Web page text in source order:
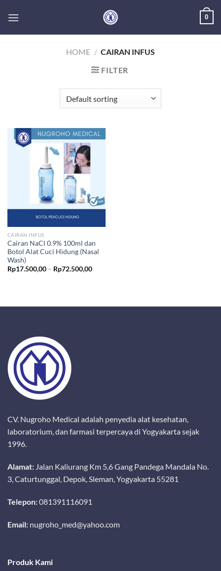
0
HOME / CAIRAN INFUS
FILTER
CAIRAN INFUS
Cairan NaCl 0.9% 100ml dan
Botol Alat Cuci Hidung (Nasal
Wash)
Rp17.500,00 – Rp72.500,00Price
CV. Nugroho Medical adalah penyedia alat kesehatan,
laboratorium, dan farmasi terpercaya di Yogyakarta sejak
1996.
Alamat: Jalan Kaliurang Km 5,6 Gang Pandega Mandala No.
3, Caturtunggal, Depok, Sleman, Yogyakarta 55281
Telepon:081391116091
Email: nugroho_med@yahoo.com
Produk Kami